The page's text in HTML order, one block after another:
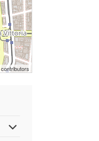
contributors